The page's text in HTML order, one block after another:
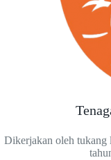
Dikerjakan oleh tukang